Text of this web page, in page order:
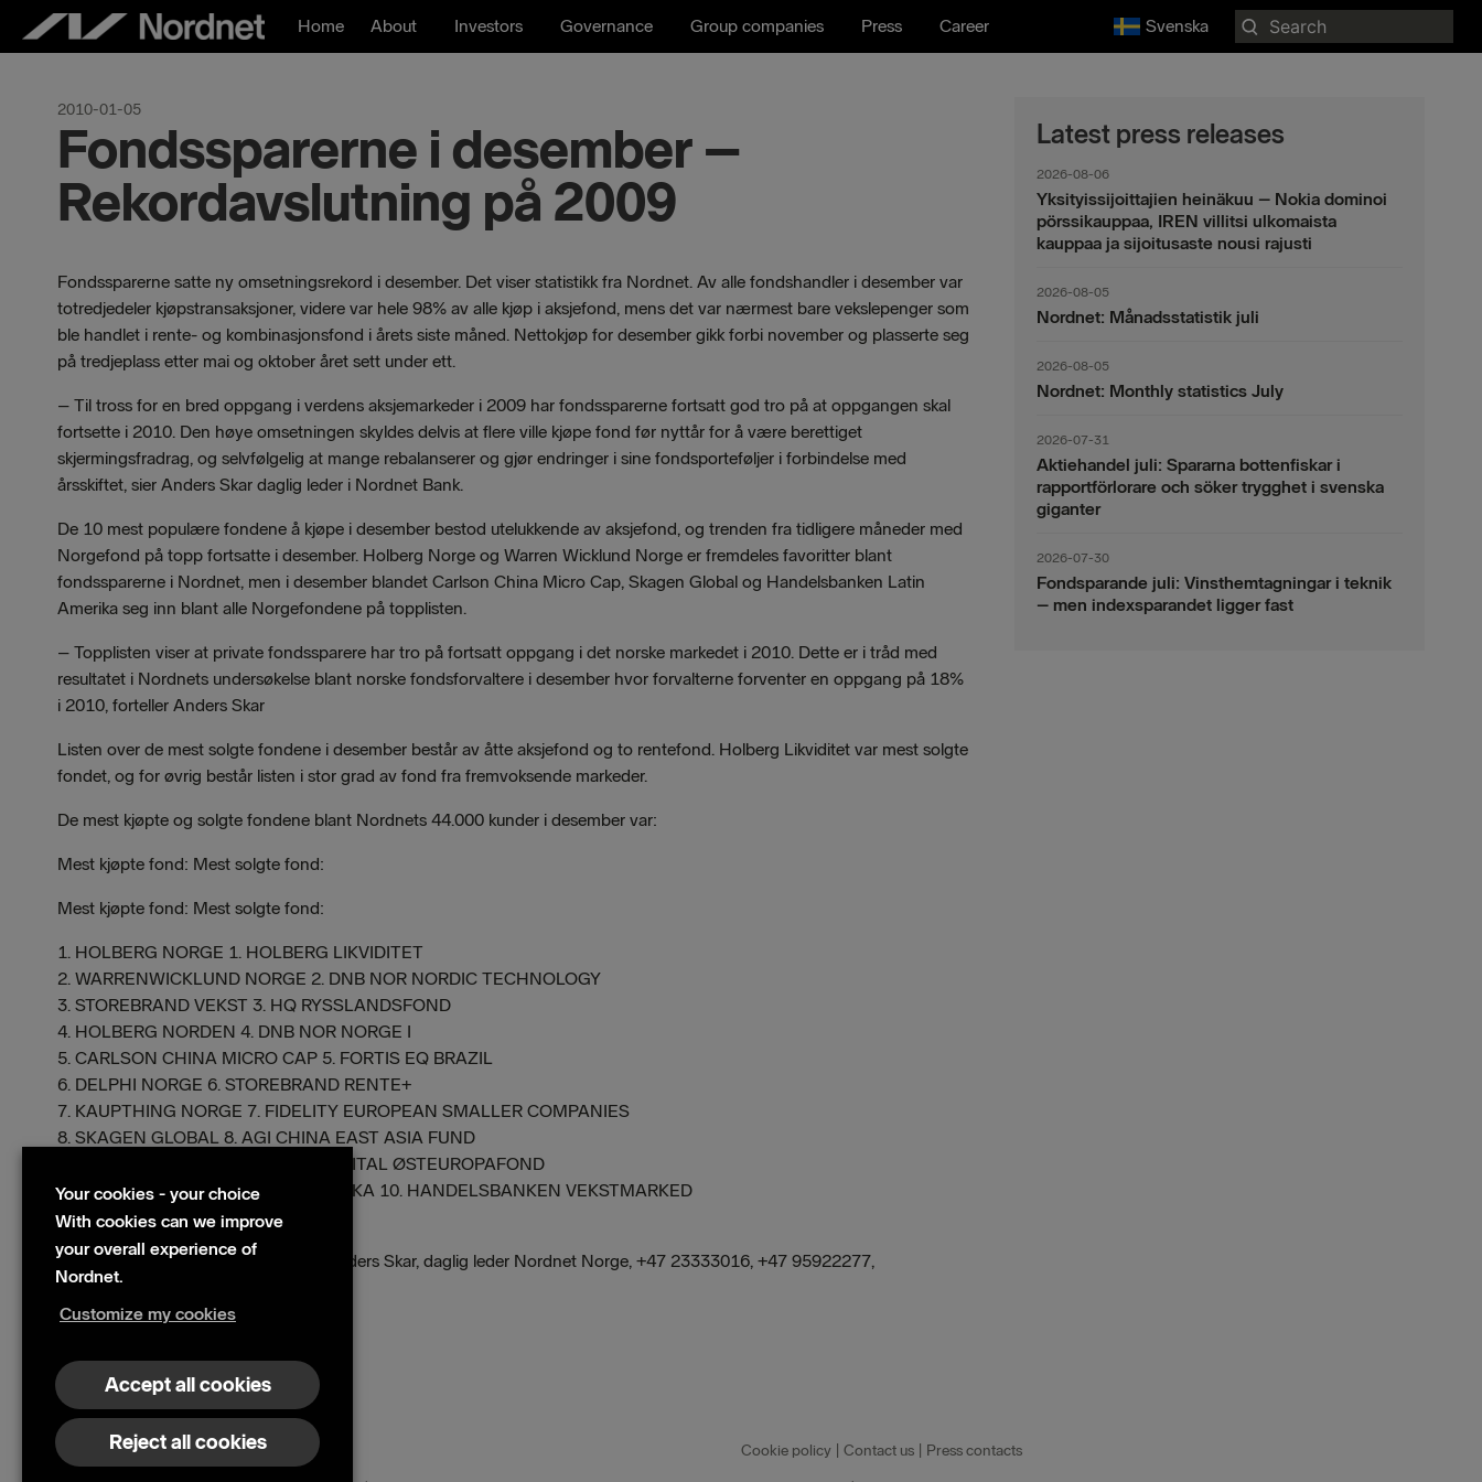
Home About Investors Governance Group companies Press Career Svenska
Search
for:
2010-01-05
Fondssparerne i desember –
Rekordavslutning på 2009
Fondssparerne satte ny omsetningsrekord i desember. Det viser statistikk fra Nordnet. Av alle fondshandler i desember var
totredjedeler kjøpstransaksjoner, videre var hele 98% av alle kjøp i aksjefond, mens det var nærmest bare vekslepenger som
ble handlet i rente- og kombinasjonsfond i årets siste måned. Nettokjøp for desember gikk forbi november og plasserte seg
på tredjeplass etter mai og oktober året sett under ett.
– Til tross for en bred oppgang i verdens aksjemarkeder i 2009 har fondssparerne fortsatt god tro på at oppgangen skal
fortsette i 2010. Den høye omsetningen skyldes delvis at flere ville kjøpe fond før nyttår for å være berettiget
skjermingsfradrag, og selvfølgelig at mange rebalanserer og gjør endringer i sine fondsporteføljer i forbindelse med
årsskiftet, sier Anders Skar daglig leder i Nordnet Bank.
De 10 mest populære fondene å kjøpe i desember bestod utelukkende av aksjefond, og trenden fra tidligere måneder med
Norgefond på topp fortsatte i desember. Holberg Norge og Warren Wicklund Norge er fremdeles favoritter blant
fondssparerne i Nordnet, men i desember blandet Carlson China Micro Cap, Skagen Global og Handelsbanken Latin
Amerika seg inn blant alle Norgefondene på topplisten.
– Topplisten viser at private fondssparere har tro på fortsatt oppgang i det norske markedet i 2010. Dette er i tråd med
resultatet i Nordnets undersøkelse blant norske fondsforvaltere i desember hvor forvalterne forventer en oppgang på 18%
i 2010, forteller Anders Skar
Listen over de mest solgte fondene i desember består av åtte aksjefond og to rentefond. Holberg Likviditet var mest solgte
fondet, og for øvrig består listen i stor grad av fond fra fremvoksende markeder.
De mest kjøpte og solgte fondene blant Nordnets 44.000 kunder i desember var:
Mest kjøpte fond: Mest solgte fond:
Mest kjøpte fond: Mest solgte fond:
1. HOLBERG NORGE 1. HOLBERG LIKVIDITET
2. WARRENWICKLUND NORGE 2. DNB NOR NORDIC TECHNOLOGY
3. STOREBRAND VEKST 3. HQ RYSSLANDSFOND
4. HOLBERG NORDEN 4. DNB NOR NORGE I
5. CARLSON CHINA MICRO CAP 5. FORTIS EQ BRAZIL
6. DELPHI NORGE 6. STOREBRAND RENTE+
7. KAUPTHING NORGE 7. FIDELITY EUROPEAN SMALLER COMPANIES
8. SKAGEN GLOBAL 8. AGI CHINA EAST ASIA FUND
9. ALFRED BERG AKTIV 9. EAST CAPITAL ØSTEUROPAFOND
10. HANDELSBANKEN LATIN AMERIKA 10. HANDELSBANKEN VEKSTMARKED
Kilde: Nordnet
For ytterligere informasjon, kontakt: Anders Skar, daglig leder Nordnet Norge, +47 23333016, +47 95922277,
anders.skar@nordnet.no
wkr0011.pdf
Latest press releases
2026-08-06
Yksityissijoittajien heinäkuu – Nokia dominoi
pörssikauppaa, IREN villitsi ulkomaista
kauppaa ja sijoitusaste nousi rajusti
2026-08-05
Nordnet: Månadsstatistik juli
2026-08-05
Nordnet: Monthly statistics July
2026-07-31
Aktiehandel juli: Spararna bottenfiskar i
rapportförlorare och söker trygghet i svenska
giganter
2026-07-30
Fondsparande juli: Vinsthemtagningar i teknik
– men indexsparandet ligger fast
© 2026 Nordnet AB (publ) Cookie policy Contact us Press contacts
Your cookies - your choice
With cookies can we improve
your overall experience of
Nordnet.
Customize my cookies
Accept all cookies
Reject all cookies